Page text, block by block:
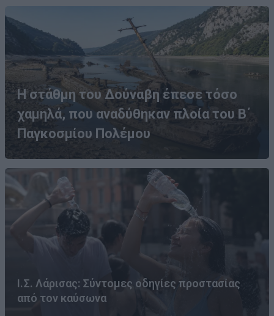
Η στάθμη του Δούναβη έπεσε τόσο
χαμηλά, που αναδύθηκαν πλοία του Β΄
Παγκοσμίου Πολέμου
Ι.Σ. Λάρισας: Σύντομες οδηγίες προστασίας
από τον καύσωνα